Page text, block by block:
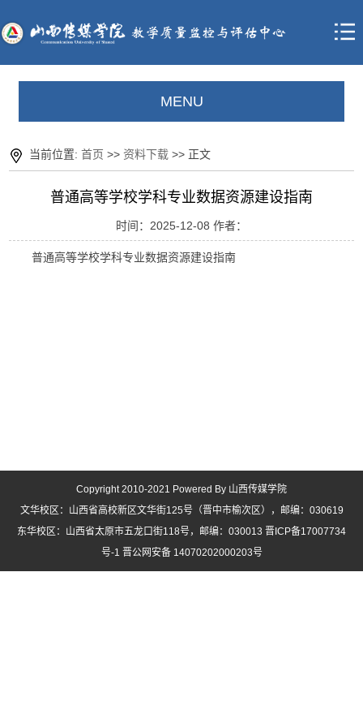
MENU
当前位置:首页 >>资料下载 >> 正文
普通高等学校学科专业数据资源建设指南
时间：2025-12-08 作者：
普通高等学校学科专业数据资源建设指南
Copyright 2010-2021 Powered By 山西传媒学院
文华校区：山西省高校新区文华街125号（晋中市榆次区），邮编：030619
东华校区：山西省太原市五龙口街118号，邮编：030013 晋ICP备17007734
号-1 晋公网安备 14070202000203号